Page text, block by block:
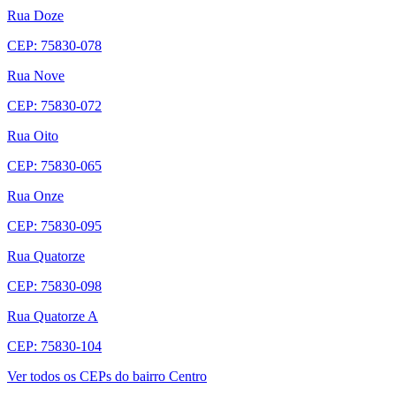
Rua Doze
CEP: 75830-078
Rua Nove
CEP: 75830-072
Rua Oito
CEP: 75830-065
Rua Onze
CEP: 75830-095
Rua Quatorze
CEP: 75830-098
Rua Quatorze A
CEP: 75830-104
Ver todos os CEPs do bairro Centro